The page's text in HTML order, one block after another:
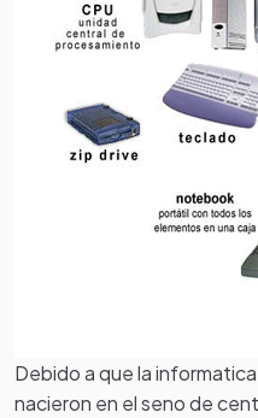
Debido a que la
nacieron en el seno de